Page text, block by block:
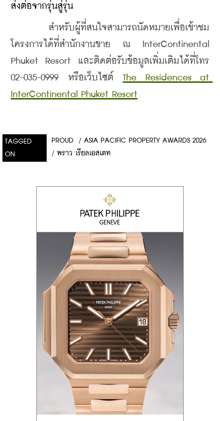
ส่งต่อจากรุ่นสู่รุ่น
สำหรับผู้ที่สนใจสามารถนัดหมายเพื่อเข้าชม
โครงการได้ที่สำนักงานขาย ณ InterContinental
Phuket Resort และติดต่อรับข้อมูลเพิ่มเติมได้ที่โทร
02-035-0999 หรือเว็บไซต์ The Residences at
InterContinental Phuket Resort
TAGGED
ON
PROUD / ASIA PACIFIC PROPERTY AWARDS 2026
/ พราว เรียลเอสเตท